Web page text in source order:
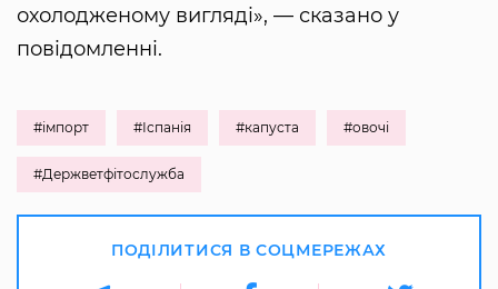
охолодженому вигляді», — сказано у
повідомленні.
#імпорт #Іспанія #капуста #овочі
#Держветфітослужба
ПОДІЛИТИСЯ В СОЦМЕРЕЖАХ